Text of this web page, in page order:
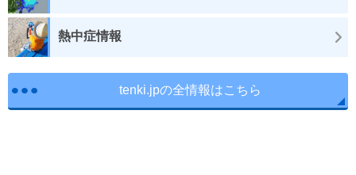
熱中症情報
tenki.jpの全情報はこちら